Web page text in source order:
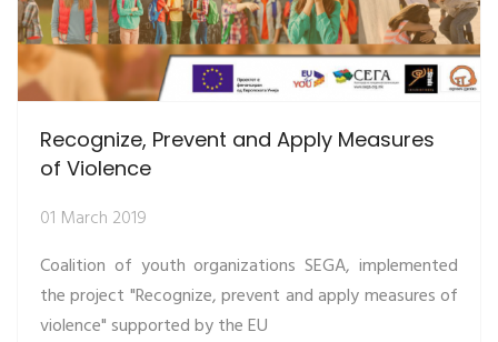
Recognize, Prevent and Apply Measures
of Violence
01 March 2019
Coalition of youth organizations SEGA, implemented
the project "Recognize, prevent and apply measures of
violence" supported by the EU